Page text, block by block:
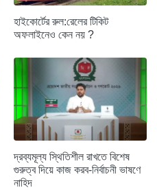
হাইকোর্টের রুল:রেলের টিকিট
অফলাইনেও কেন নয় ?
দ্রব্যমূল্য স্থিতিশীল রাখতে বিশেষ
গুরুত্ব দিয়ে কাজ করব-নির্বাচনী ভাষণে
নাহিদ